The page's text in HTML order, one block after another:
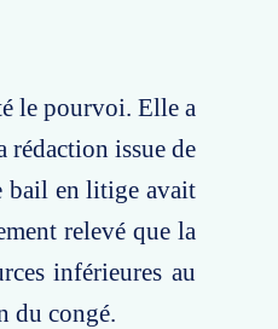
le pourvoi. Elle a
issue de
bail en litige avait
relevé que la
inférieures au
du congé.